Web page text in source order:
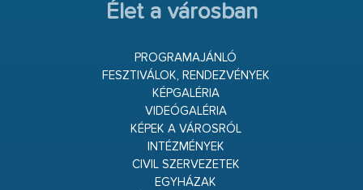
Élet a városban
PROGRAMAJÁNLÓ
FESZTIVÁLOK, RENDEZVÉNYEK
KÉPGALÉRIA
VIDEÓGALÉRIA
KÉPEK A VÁROSRÓL
INTÉZMÉNYEK
CIVIL SZERVEZETEK
EGYHÁZAK